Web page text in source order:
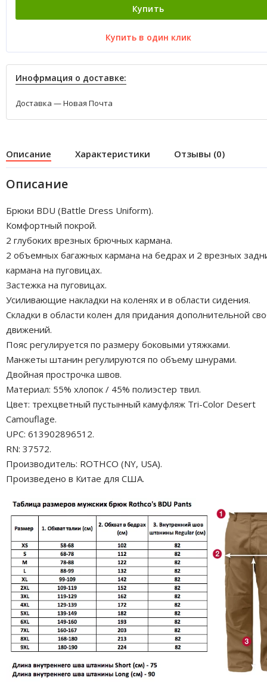
Купить
Купить в один клик
Инофрмация о доставке:
Доставка — Новая Почта
Описание Характеристики Отзывы (0)
Описание
Брюки BDU (Battle Dress Uniform).
Комфортный покрой.
2 глубоких врезных брючных кармана.
2 объемных багажных кармана на бедрах и 2 врезных
кармана на пуговицах.
Застежка на пуговицах.
Усиливающие накладки на коленях и в области сидения.
Складки в области колен для придания дополнительной
движений.
Пояс регулируется по размеру боковыми утяжками.
Манжеты штанин регулируются по объему шнурами.
Двойная прострочка швов.
Материал: 55% хлопок / 45% полиэстер твил.
Цвет: трехцветный пустынный камуфляж Tri-Color Desert
Camouflage.
UPC: 613902896512.
RN: 37572.
Производитель: ROTHCO (NY, USA).
Произведено в Китае для США.